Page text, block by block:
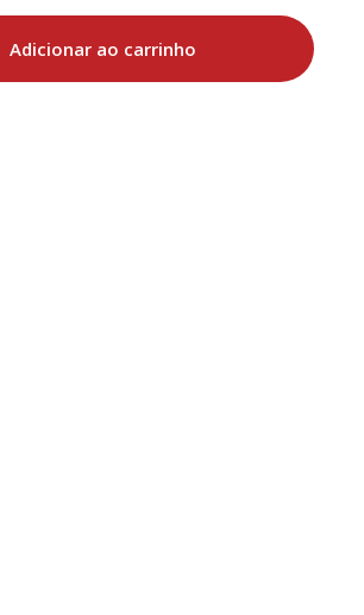
Adicionar ao carrinho